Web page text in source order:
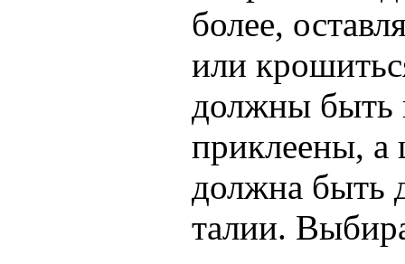
более,
или
должны быть
приклеены, а
должна быть
талии.